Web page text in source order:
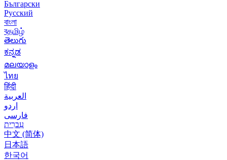
Български
Русский
বাংলা
বதமிழ்
తెలుగు
ಕನ್ನಡ
മലയാളം
ไทย
हिंदी
العربية
اردو
فارسی
עִברִית
中文 (简体)
日本語
한국어